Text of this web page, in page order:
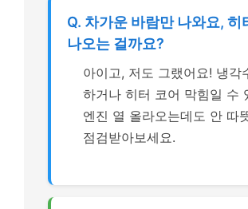
Q. 차가운 바람만 나와요, 히
나오는 걸까요?
아이고, 저도 그랬어요! 냉각
하거나 히터 코어 막힘일 수
엔진 열 올라오는데도 안 따
점검받아보세요.